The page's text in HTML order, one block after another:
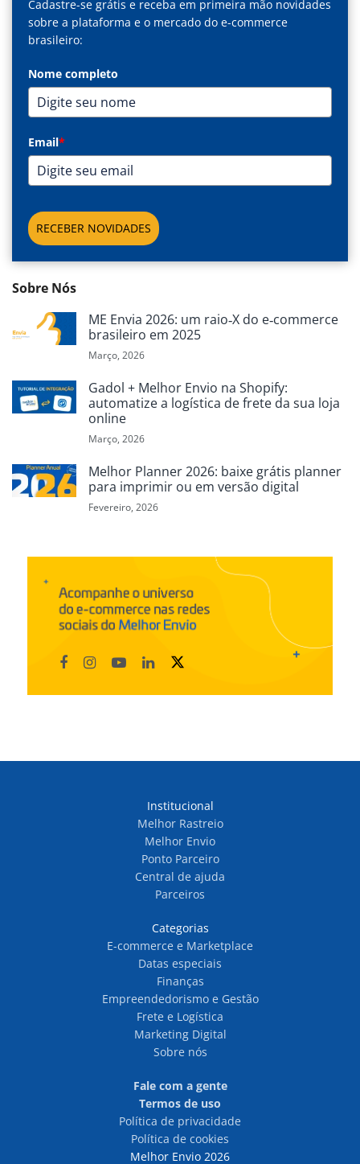
Cadastre-se grátis e receba em primeira mão novidades
sobre a plataforma e o mercado do e-commerce
brasileiro:
Nome completo
Email*
RECEBER NOVIDADES
Sobre Nós
ME Envia 2026: um raio‑X do e‑commerce
brasileiro em 2025
Março, 2026
Gadol + Melhor Envio na Shopify:
automatize a logística de frete da sua loja
online
Março, 2026
Melhor Planner 2026: baixe grátis planner
para imprimir ou em versão digital
Fevereiro, 2026
Institucional
Melhor Rastreio
Melhor Envio
Ponto Parceiro
Central de ajuda
Parceiros
Categorias
E-commerce e Marketplace
Datas especiais
Finanças
Empreendedorismo e Gestão
Frete e Logística
Marketing Digital
Sobre nós
Fale com a gente
Termos de uso
Política de privacidade
Política de cookies
Melhor Envio 2026